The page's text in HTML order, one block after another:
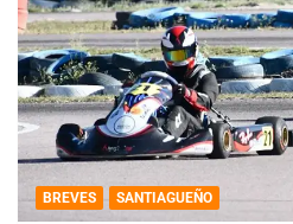
BREVES SANTIAGUEÑO